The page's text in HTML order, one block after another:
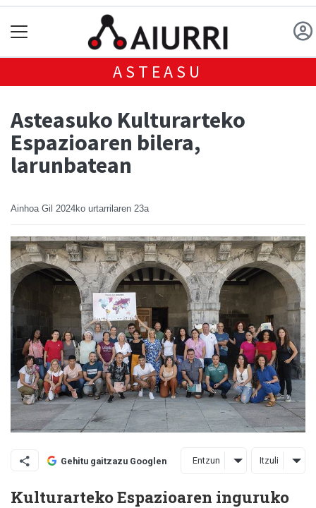
ASTEASU
Asteasuko Kulturarteko
Espazioaren bilera,
larunbatean
Ainhoa Gil 2024ko urtarrilaren 23a
Gehitu gaitzazu Googlen Entzun Itzuli
Kulturarteko Espazioaren inguruko